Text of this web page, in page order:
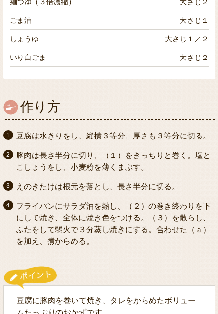
ごま油 大さじ１
しょうゆ 大さじ１／２
いり白ごま 大さじ２
作り方
豆腐は水きりをし、縦横３等分、厚さも３等分に切る。
豚肉は長さ半分に切り、（１）をきっちりと巻く。塩と
こしょうをし、小麦粉を薄くまぶす。
えのきたけは根元を落とし、長さ半分に切る。
フライパンにサラダ油を熱し、（２）の巻き終わりを下
にして焼き、全体に焼き色をつける。（３）を散らし、
ふたをして弱火で３分蒸し焼きにする。合わせた（ａ）
を加え、煮からめる。
豆腐に豚肉を巻いて焼き、タレをからめたボリュー
ムたっぷりのおかずです。